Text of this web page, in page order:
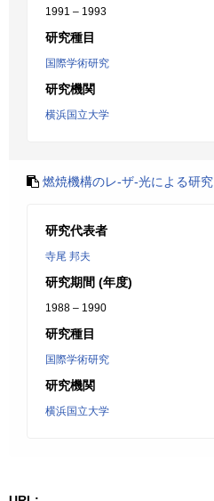
1991 – 1993
研究種目
国際学術研究
研究機関
横浜国立大学
燃焼機構のレ-ザ-光による研究
研究代表者
寺尾 邦夫
研究期間 (年度)
1988 – 1990
研究種目
国際学術研究
研究機関
横浜国立大学